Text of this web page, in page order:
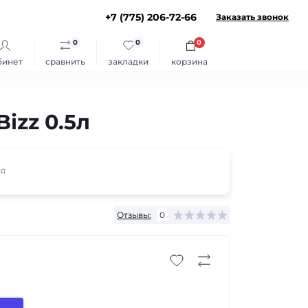
+7 (775) 206-72-66 Заказать звонок
сравнить
0
закладки
0
корзина
0
0.5л
Отзывы: 0